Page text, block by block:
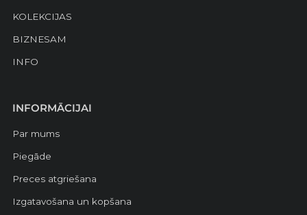
KOLEKCIJAS
BIZNESAM
INFO
INFORMĀCIJAI
Par mums
Piegāde
Preces atgriešana
Izgatavošana un kopšana